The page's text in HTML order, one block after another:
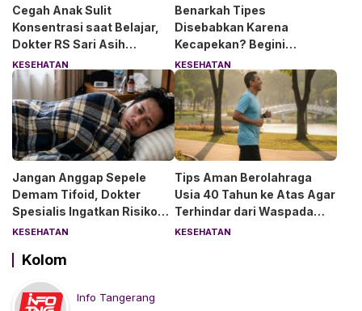
Cegah Anak Sulit
Konsentrasi saat Belajar,
Dokter RS Sari Asih
Anjurkan 6 Asupan Ini
KESEHATAN
Benarkah Tipes
Disebabkan Karena
Kecapekan? Begini
Penjelasan Dokter RS Sari
Asih Bintaro
KESEHATAN
Jangan Anggap Sepele
Demam Tifoid, Dokter
Spesialis Ingatkan Risiko
Kebocoran Usus
KESEHATAN
Tips Aman Berolahraga
Usia 40 Tahun ke Atas Agar
Terhindar dari Waspada
“Angin Duduk”
KESEHATAN
Kolom
Info Tangerang